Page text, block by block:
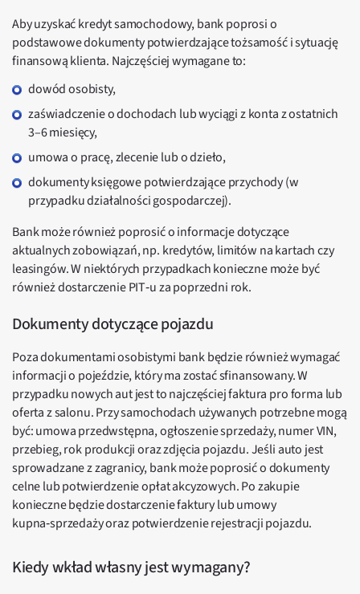
Aby uzyskać kredyt samochodowy, bank poprosi o
podstawowe dokumenty potwierdzające tożsamość i sytuację
finansową klienta. Najczęściej wymagane to:
dowód osobisty,
zaświadczenie o dochodach lub wyciągi z konta z ostatnich
3–6 miesięcy,
umowa o pracę, zlecenie lub o dzieło,
dokumenty księgowe potwierdzające przychody (w
przypadku działalności gospodarczej).
Bank może również poprosić o informacje dotyczące
aktualnych zobowiązań, np. kredytów, limitów na kartach czy
leasingów. W niektórych przypadkach konieczne może być
również dostarczenie PIT‑u za poprzedni rok.
Dokumenty dotyczące pojazdu
Poza dokumentami osobistymi bank będzie również wymagać
informacji o pojeździe, który ma zostać sfinansowany. W
przypadku nowych aut jest to najczęściej faktura pro forma lub
oferta z salonu. Przy samochodach używanych potrzebne mogą
być: umowa przedwstępna, ogłoszenie sprzedaży, numer VIN,
przebieg, rok produkcji oraz zdjęcia pojazdu. Jeśli auto jest
sprowadzane z zagranicy, bank może poprosić o dokumenty
celne lub potwierdzenie opłat akcyzowych. Po zakupie
konieczne będzie dostarczenie faktury lub umowy
kupna‑sprzedaży oraz potwierdzenie rejestracji pojazdu.
Kiedy wkład własny jest wymagany?